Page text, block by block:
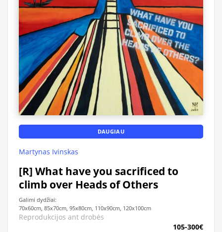
DAUGIAU
Martynas Ivinskas
[R] What have you sacrificed to
climb over Heads of Others
Galimi dydžiai:
70x60cm, 85x70cm, 95x80cm, 110x90cm, 120x100cm
Reprodukcijos ant drobės
105-300€